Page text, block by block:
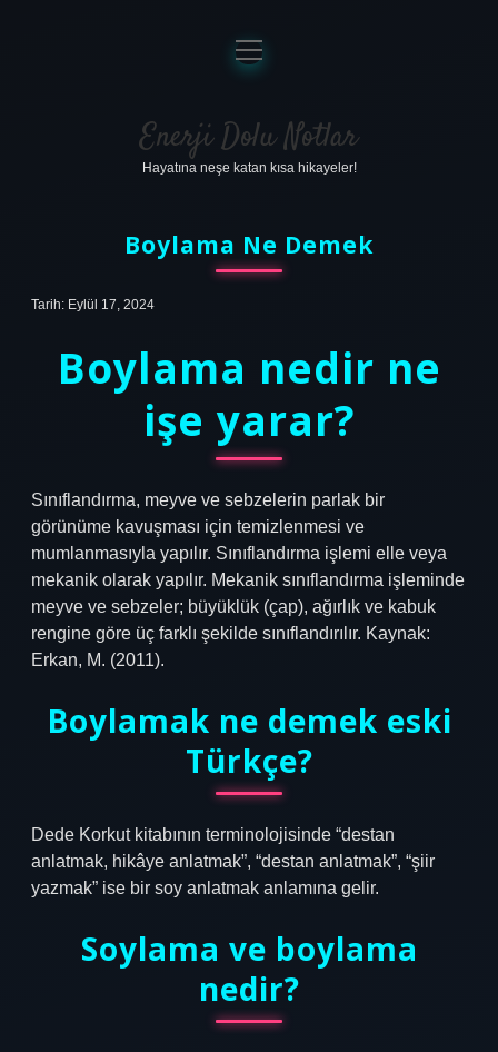
Anasayfa
Gizlilik Politikası
Yasal Uyarı
menüyü
aç
Enerji Dolu Notlar
Hayatına neşe katan kısa hikayeler!
Boylama Ne Demek
Tarih: Eylül 17, 2024
Boylama nedir ne
işe yarar?
Sınıflandırma, meyve ve sebzelerin parlak bir
görünüme kavuşması için temizlenmesi ve
mumlanmasıyla yapılır. Sınıflandırma işlemi elle veya
mekanik olarak yapılır. Mekanik sınıflandırma işleminde
meyve ve sebzeler; büyüklük (çap), ağırlık ve kabuk
rengine göre üç farklı şekilde sınıflandırılır. Kaynak:
Erkan, M. (2011).
Boylamak ne demek eski
Türkçe?
Dede Korkut kitabının terminolojisinde “destan
anlatmak, hikâye anlatmak”, “destan anlatmak”, “şiir
yazmak” ise bir soy anlatmak anlamına gelir.
Soylama ve boylama
nedir?